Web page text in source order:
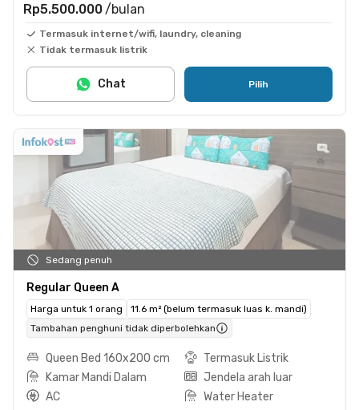
Rp5.500.000 /bulan
Termasuk internet/wifi, laundry, cleaning
Tidak termasuk listrik
Pilih
Chat
Sedang penuh
Regular Queen A
Harga untuk 1 orang
11.6 m² (belum termasuk luas k. mandi)
Tambahan penghuni tidak diperbolehkan
Queen Bed 160x200 cm
Termasuk Listrik
Kamar Mandi Dalam
Jendela arah luar
AC
Water Heater